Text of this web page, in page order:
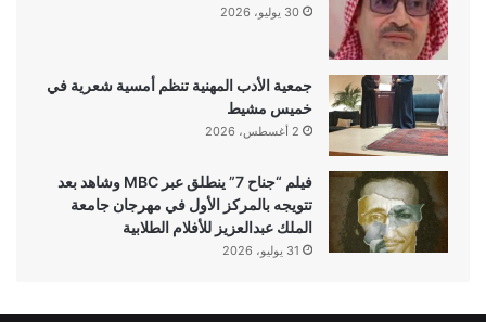
30 يوليو، 2026
جمعية الأدب المهنية تنظم أمسية شعرية في
خميس مشيط
2 أغسطس، 2026
فيلم “جناح 7” ينطلق عبر MBC وشاهد بعد
تتويجه بالمركز الأول في مهرجان جامعة
الملك عبدالعزيز للأفلام الطلابية
31 يوليو، 2026